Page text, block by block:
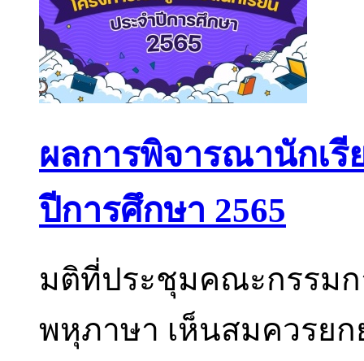
ผลการพิจารณานักเรี
ปีการศึกษา 2565
มติที่ประชุมคณะกรรมก
พหุภาษา เห็นสมควรย